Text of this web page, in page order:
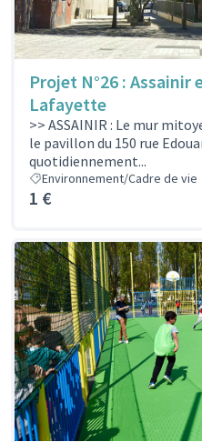
Projet N°26 :
Lafayette
>> ASSAINIR : Le mur
le pavillon du 150 rue
quotidiennement...
Environnement/Cadre de vie
1 €